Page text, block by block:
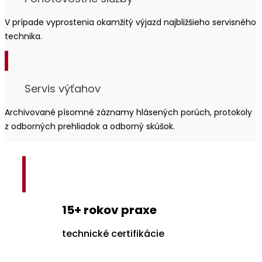
V prípade vyprostenia okamžitý výjazd najbližšieho servisného
technika.
Servis výťahov
Archivované písomné záznamy hlásených porúch, protokoly
z odborných prehliadok a odborný skúšok.
15+ rokov praxe
technické certifikácie